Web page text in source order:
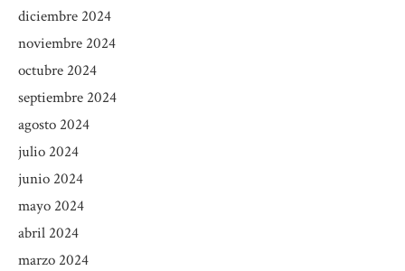
diciembre 2024
noviembre 2024
octubre 2024
septiembre 2024
agosto 2024
julio 2024
junio 2024
mayo 2024
abril 2024
marzo 2024